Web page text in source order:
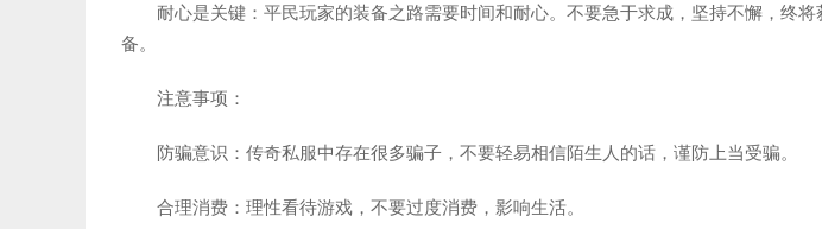
耐心是关键：平民玩家的装备之路需要时间和耐心。不要急于求成，坚持不懈，终
备。
注意事项：
防骗意识：传奇私服中存在很多骗子，不要轻易相信陌生人的话，谨防上当受骗。
合理消费：理性看待游戏，不要过度消费，影响生活。